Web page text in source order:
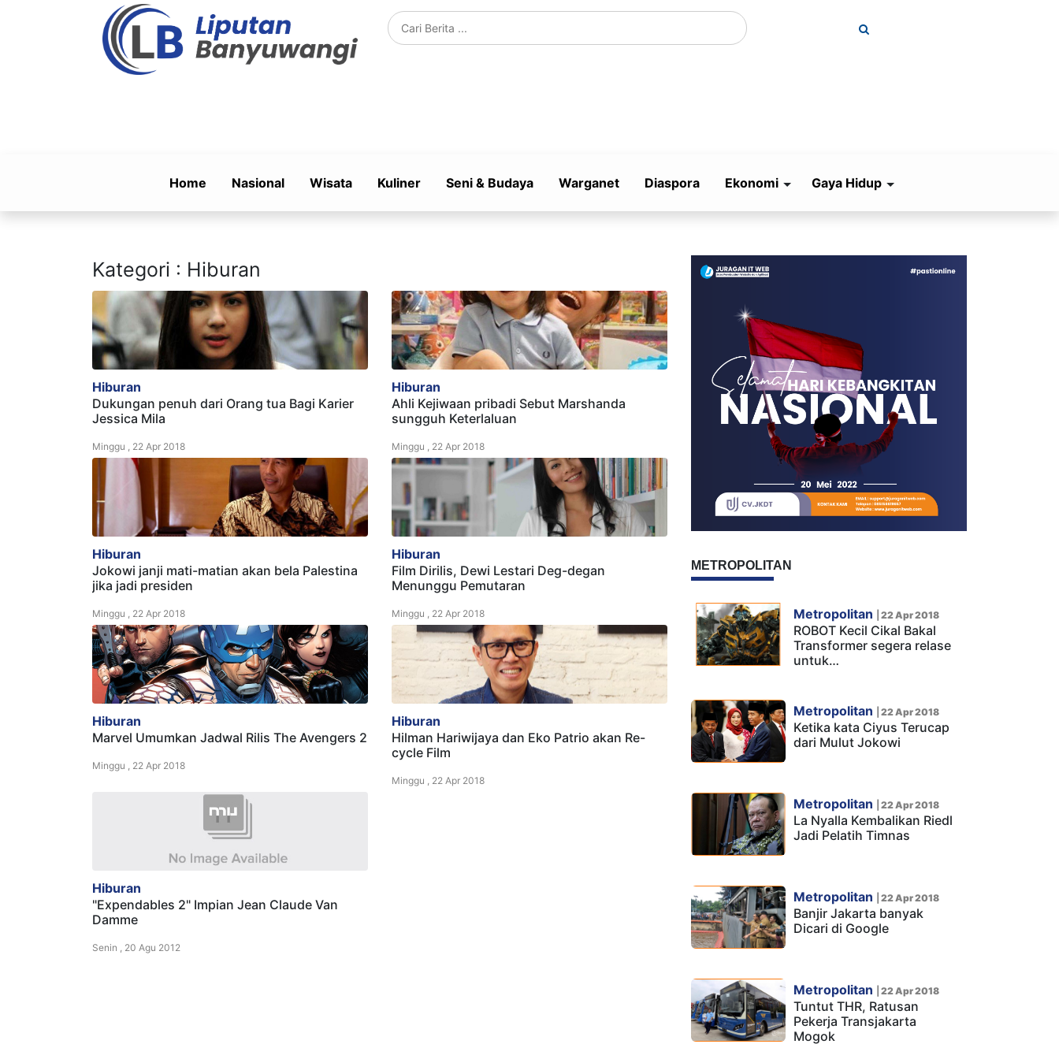
Home Nasional Wisata Kuliner Seni & Budaya Warganet Diaspora Ekonomi Gaya Hidup
Kategori : Hiburan
Hiburan
Dukungan penuh dari Orang tua Bagi Karier
Jessica Mila
Minggu , 22 Apr 2018
Hiburan
Ahli Kejiwaan pribadi Sebut Marshanda
sungguh Keterlaluan
Minggu , 22 Apr 2018
Hiburan
Jokowi janji mati-matian akan bela Palestina
jika jadi presiden
Minggu , 22 Apr 2018
Hiburan
Film Dirilis, Dewi Lestari Deg-degan
Menunggu Pemutaran
Minggu , 22 Apr 2018
Hiburan
Marvel Umumkan Jadwal Rilis The Avengers 2
Minggu , 22 Apr 2018
Hiburan
Hilman Hariwijaya dan Eko Patrio akan Re-
cycle Film
Minggu , 22 Apr 2018
Hiburan
"Expendables 2" Impian Jean Claude Van
Damme
Senin , 20 Agu 2012
METROPOLITAN
Metropolitan 22 Apr 2018
ROBOT Kecil Cikal Bakal
Transformer segera relase
untuk…
Metropolitan 22 Apr 2018
Ketika kata Ciyus Terucap
dari Mulut Jokowi
Metropolitan 22 Apr 2018
La Nyalla Kembalikan Riedl
Jadi Pelatih Timnas
Metropolitan 22 Apr 2018
Banjir Jakarta banyak
Dicari di Google
Metropolitan 22 Apr 2018
Tuntut THR, Ratusan
Pekerja Transjakarta
Mogok